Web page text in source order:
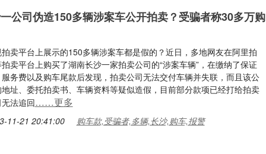
公司伪造150多辆涉案车公开拍卖？受骗者称30多万购
卖平台上展示的150多辆涉案车都是假的？近日，多地网友在阿里拍
卖平台上购买了湖南长沙一家拍卖公司的“涉案车辆”，在缴纳了保证
务费以及购车尾款后发现，拍卖公司无法交付车辆并失联，而且该公
址、委托拍卖书、车辆资料等疑似造假，目前部分款项已经打给拍卖
法追回……更多
11-21 20:41:00 购车款,受骗者,多辆,长沙,购车,报警